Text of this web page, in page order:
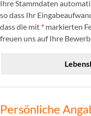
Ihre Stammdaten
so dass Ihr
dass die mit * markierten
freuen uns auf Ihre
Persönliche